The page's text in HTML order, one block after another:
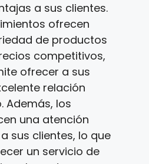
a sus clientes.
ofrecen
de productos
competitivos,
ofrecer a sus
relación
Además, los
una atención
sus clientes, lo que
un servicio de